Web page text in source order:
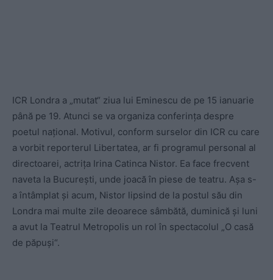
ICR Londra a „mutat“ ziua lui Eminescu de pe 15 ianuarie
până pe 19. Atunci se va organiza conferința despre
poetul național. Motivul, conform surselor din ICR cu care
a vorbit reporterul Libertatea, ar fi programul personal al
directoarei, actrița Irina Catinca Nistor. Ea face frecvent
naveta la București, unde joacă în piese de teatru. Așa s-
a întâmplat și acum, Nistor lipsind de la postul său din
Londra mai multe zile deoarece sâmbătă, duminică și luni
a avut la Teatrul Metropolis un rol în spectacolul „O casă
de păpuși“.